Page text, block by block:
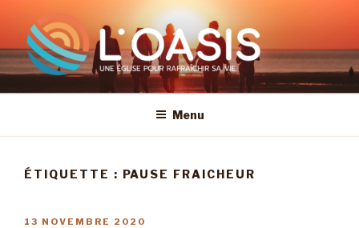
contenu
principal
Menu
ÉTIQUETTE : PAUSE FRAICHEUR
PUBLIÉ
13 NOVEMBRE 2020